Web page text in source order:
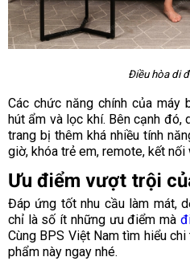
Điều hòa di
Các chức năng chính của máy
hút ẩm và lọc khí. Bên cạnh
trang bị thêm khá nhiều tính
giờ, khóa trẻ em, remote, kết nối
Ưu điểm vượt trội
Đáp ứng tốt nhu cầu làm mát,
chỉ là số ít những ưu điểm mà
Cùng BPS Việt Nam tìm hiểu
phẩm này ngay nhé.